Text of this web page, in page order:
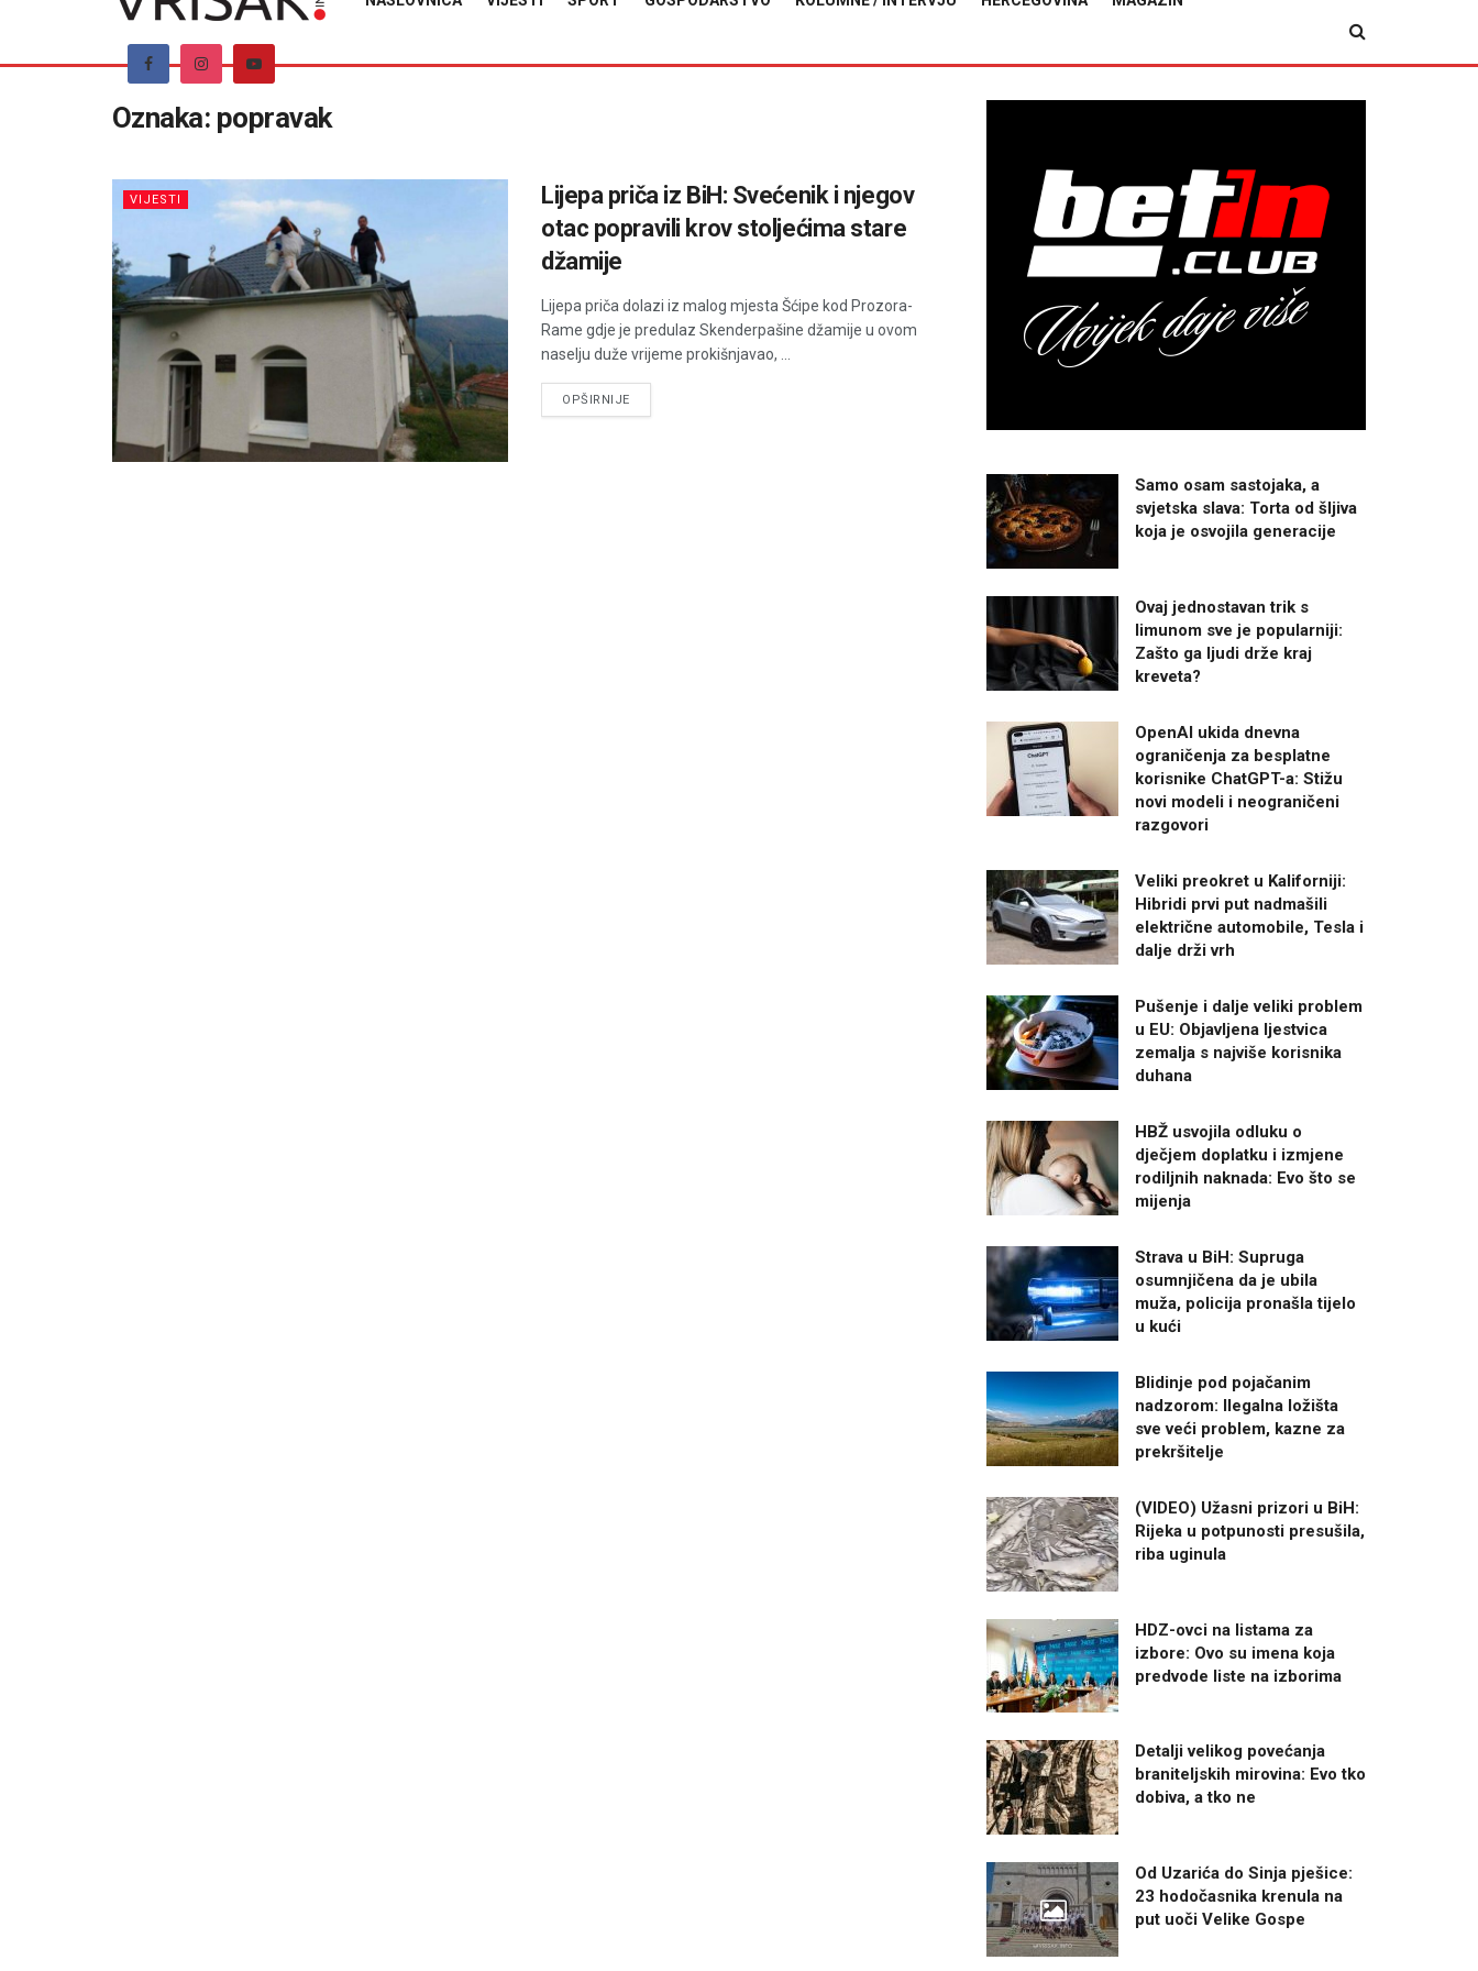
Oznaka: popravak
VIJESTI
Lijepa priča iz BiH: Svećenik i njegov
otac popravili krov stoljećima stare
džamije
Lijepa priča dolazi iz malog mjesta Šćipe kod Prozora-
Rame gdje je predulaz Skenderpašine džamije u ovom
naselju duže vrijeme prokišnjavao, ...
OPŠIRNIJEDETAILS
Samo osam sastojaka, a
svjetska slava: Torta od šljiva
koja je osvojila generacije
Ovaj jednostavan trik s
limunom sve je popularniji:
Zašto ga ljudi drže kraj
kreveta?
OpenAI ukida dnevna
ograničenja za besplatne
korisnike ChatGPT-a: Stižu
novi modeli i neograničeni
razgovori
Veliki preokret u Kaliforniji:
Hibridi prvi put nadmašili
električne automobile, Tesla i
dalje drži vrh
Pušenje i dalje veliki problem
u EU: Objavljena ljestvica
zemalja s najviše korisnika
duhana
HBŽ usvojila odluku o
dječjem doplatku i izmjene
rodiljnih naknada: Evo što se
mijenja
Strava u BiH: Supruga
osumnjičena da je ubila
muža, policija pronašla tijelo
u kući
Blidinje pod pojačanim
nadzorom: Ilegalna ložišta
sve veći problem, kazne za
prekršitelje
(VIDEO) Užasni prizori u BiH:
Rijeka u potpunosti presušila,
riba uginula
HDZ-ovci na listama za
izbore: Ovo su imena koja
predvode liste na izborima
Detalji velikog povećanja
braniteljskih mirovina: Evo tko
dobiva, a tko ne
Od Uzarića do Sinja pješice:
23 hodočasnika krenula na
put uoči Velike Gospe